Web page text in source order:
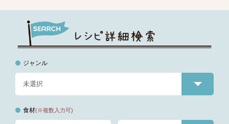
ジャンル
食材(※複数入力可)